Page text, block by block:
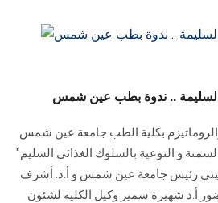
السليمة .. ندوة بطب عين شمس
بكلية الطب جامعة عين شمس
و التوعية بالسلوك الغذائى السليم"
رئيس جامعة عين شمس و أ.د. أشرف
أ.د شهيرة سمير وكيل الكلية لشئون